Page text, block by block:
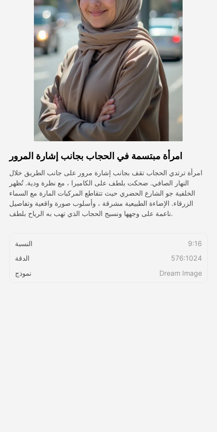
فيديو الصورة الرمزية
فيديو AI
صور منظمة العفو الدولية
أدوات أخرى
شاهد جميع القوالب
الاستعراض
المدونة
التسعير
امرأة مبتسمة في الحجاب بجانب إشارة المرور
امرأة ترتدي الحجاب تقف بجانب إشارة مرور على جانب الطريق خلال
النهار الصافي. ضحكت بلطف على الكاميرا ، مع نظرة ودية. تُظهر
الخلفية جو الشارع الحضري حيث تتقاطع المركبات المارة مع السماء
الزرقاء. الإضاءة الطبيعية مشرقة ، وأسلوب صورة واقعية وتفاصيل
ناعمة على وجهها ونسيج الحجاب الذي تهب به الرياح بلطف.
النسبة
9:16
الدقة
576:1024
نموذج
Dream Image